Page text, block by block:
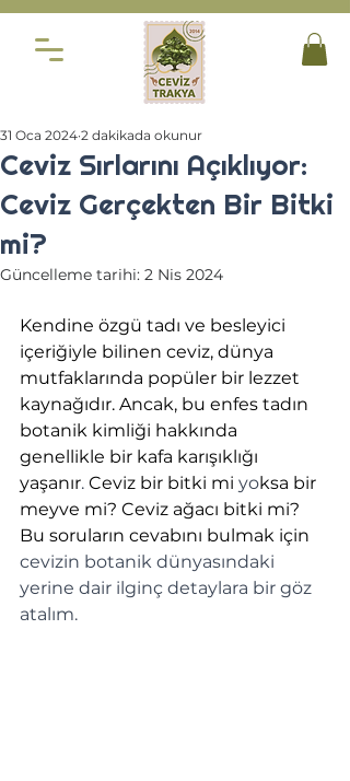
Ceviz Sırlarını Açıklıyor:
Ceviz Gerçekten Bir Bitki
mi?
31 Oca 2024 2 dakikada okunur
Güncelleme tarihi: 2 Nis 2024
Kendine özgü tadı ve besleyici
içeriğiyle bilinen ceviz, dünya
mutfaklarında popüler bir lezzet
kaynağıdır. Ancak, bu enfes tadın
botanik kimliği hakkında
genellikle bir kafa karışıklığı
yaşanır. Ceviz bir bitki mi yoksa bir
meyve mi? Ceviz ağacı bitki mi?
Bu soruların cevabını bulmak için
cevizin botanik dünyasındaki
yerine dair ilginç detaylara bir göz
atalım.